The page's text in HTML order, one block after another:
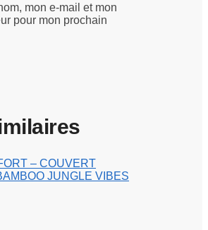
mon e-mail et mon
pour mon prochain